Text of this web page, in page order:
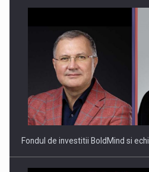
ROOTED IN ROMANIA, BUILT TO
THE…
Fondul de investitii BoldMind si